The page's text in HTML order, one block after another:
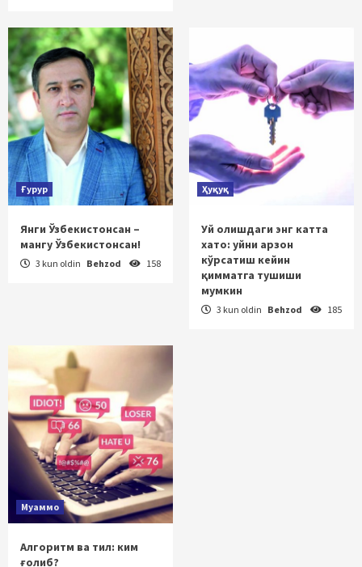
Ғурур
Янги Ўзбекистонсан –
мангу Ўзбекистонсан!
3 kun oldin Behzod 158
Ҳуқуқ
Уй олишдаги энг катта
хато: уйни арзон
кўрсатиш кейин
қимматга тушиши
мумкин
3 kun oldin Behzod 185
Муаммо
Алгоритм ва тил: ким
ғолиб?